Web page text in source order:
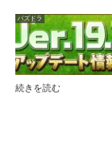
パズドラ
続きを読む